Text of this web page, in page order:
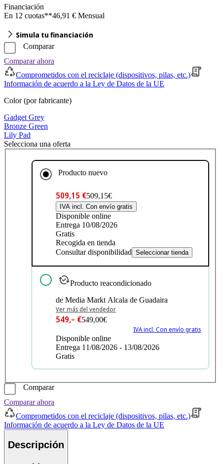
Financiación
En 12 cuotas**46,91 € Mensual
Simula tu financiación
Comparar
Comparar ahora
Comprometidos con el reciclaje (dispositivos, pilas, etc.)
Información de acuerdo a la Ley de Datos de la UE
Color (por fabricante)
Gadget Grey
Bronze Green
Lily Pad
Selecciona una oferta
Producto nuevo
509,15 €509,15€
IVA incl. Con envío gratis
Disponible online
Entrega 10/08/2026
Gratis
Recogida en tienda
Consultar disponibilidad Seleccionar tienda
Producto reacondicionado
de Media Markt Alcala de Guadaira
Ver más del vendedor
549,– €549,00€
IVA incl. Con envío gratis
Disponible online
Entrega 11/08/2026 - 13/08/2026
Gratis
Comparar
Comparar ahora
Comprometidos con el reciclaje (dispositivos, pilas, etc.)
Información de acuerdo a la Ley de Datos de la UE
Descripción